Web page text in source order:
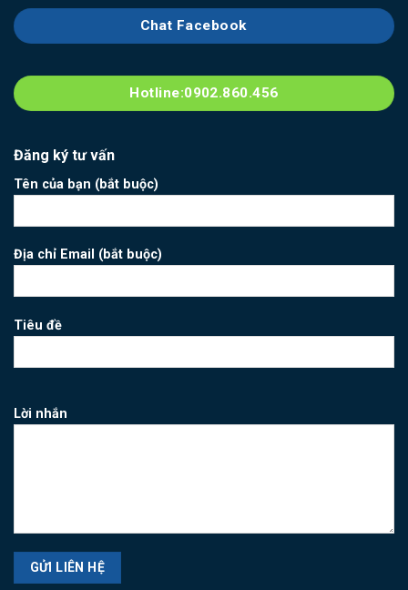
Chat Facebook
Hotline:0902.860.456
Đăng ký tư vấn
Tên của bạn (bắt buộc)
Địa chỉ Email (bắt buộc)
Tiêu đề
Lời nhắn